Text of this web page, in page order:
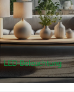
LED-Beleuchtung